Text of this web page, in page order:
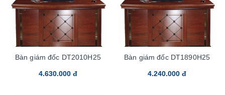
Bàn giám đốc DT2010H25
4.630.000 đ
Bàn giám đốc DT1890H25
4.240.000 đ